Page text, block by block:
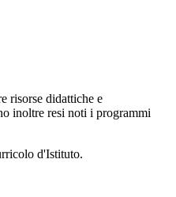
risorse didattiche e
inoltre resi noti i programmi
d'Istituto.